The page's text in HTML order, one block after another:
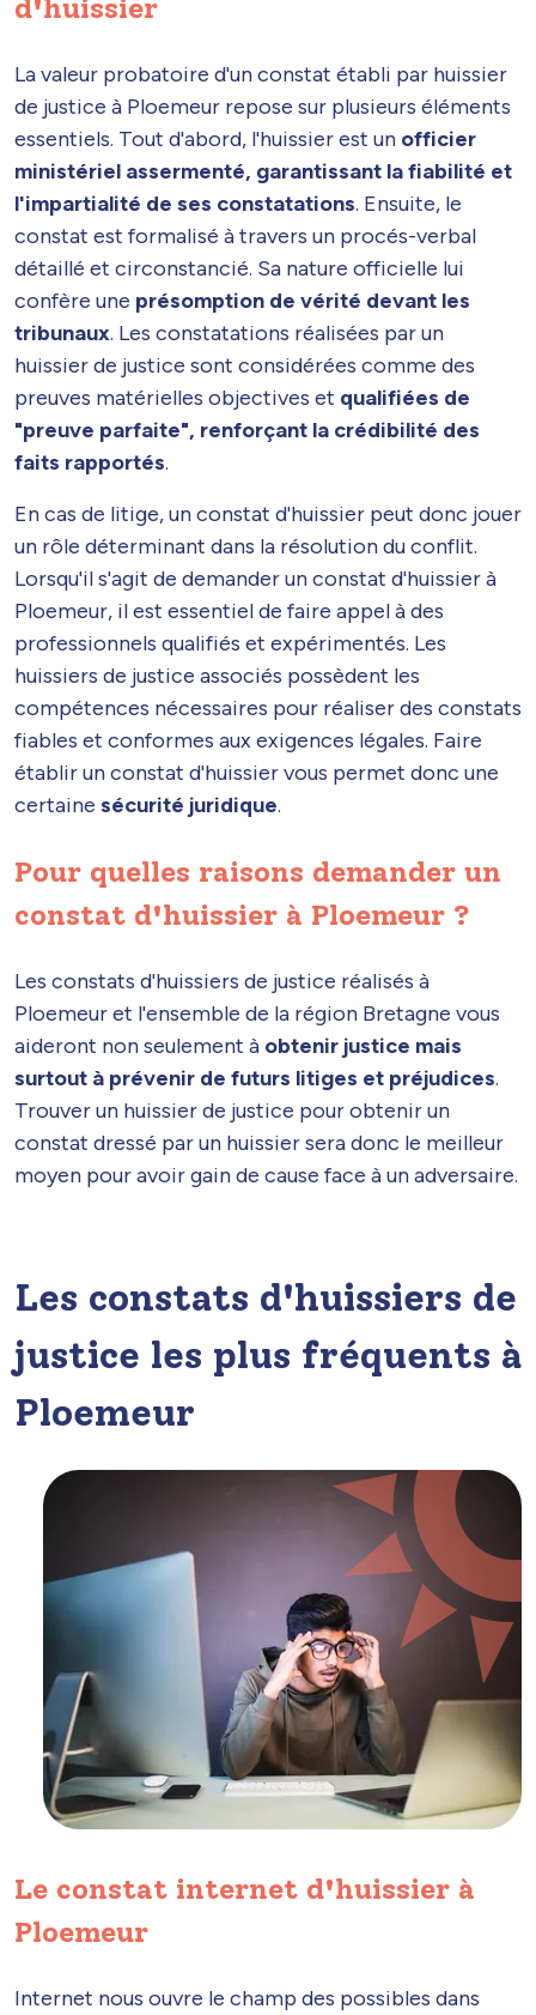
d'huissier
La valeur probatoire d'un constat établi par huissier
de justice à Ploemeur repose sur plusieurs éléments
essentiels. Tout d'abord, l'huissier est un officier
ministériel assermenté, garantissant la fiabilité et
l'impartialité de ses constatations. Ensuite, le
constat est formalisé à travers un procés-verbal
détaillé et circonstancié. Sa nature officielle lui
confère une présomption de vérité devant les
tribunaux. Les constatations réalisées par un
huissier de justice sont considérées comme des
preuves matérielles objectives et qualifiées de
"preuve parfaite", renforçant la crédibilité des
faits rapportés.
En cas de litige, un constat d'huissier peut donc jouer
un rôle déterminant dans la résolution du conflit.
Lorsqu'il s'agit de demander un constat d'huissier à
Ploemeur, il est essentiel de faire appel à des
professionnels qualifiés et expérimentés. Les
huissiers de justice associés possèdent les
compétences nécessaires pour réaliser des constats
fiables et conformes aux exigences légales. Faire
établir un constat d'huissier vous permet donc une
certaine sécurité juridique.
Pour quelles raisons demander un
constat d'huissier à Ploemeur ?
Les constats d'huissiers de justice réalisés à
Ploemeur et l'ensemble de la région Bretagne vous
aideront non seulement à obtenir justice mais
surtout à prévenir de futurs litiges et préjudices.
Trouver un huissier de justice pour obtenir un
constat dressé par un huissier sera donc le meilleur
moyen pour avoir gain de cause face à un adversaire.
Les constats d'huissiers de
justice les plus fréquents à
Ploemeur
Le constat internet d'huissier à
Ploemeur
Internet nous ouvre le champ des possibles dans